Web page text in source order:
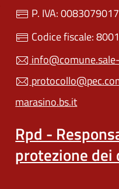
P. IVA:
Codice fiscale:
marasino.bs.it
Rpd -
protezione dei